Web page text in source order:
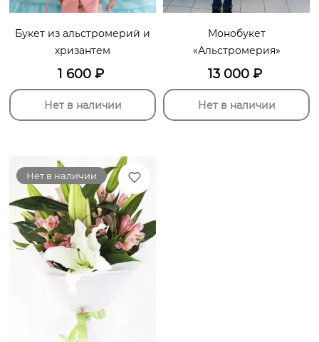
Букет из альстромерий и
хризантем
1 600 ₽
Нет в наличии
Монобукет
«Альстромерия»
13 000₽
Нет в наличии
Нет в наличии